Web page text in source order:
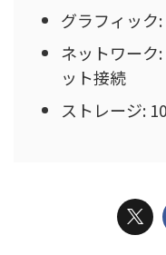
グラフィック
ネットワーク
ット接続
ストレージ: